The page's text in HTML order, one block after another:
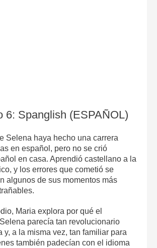
6: Spanglish (ESPAÑOL)
Selena haya hecho una carrera
en español, pero no se crió
en casa. Aprendió castellano a la
y los errores que cometió se
algunos de sus momentos más
Maria explora por qué el
parecía tan revolucionario
y, a la misma vez, tan familiar para
también padecían con el idioma